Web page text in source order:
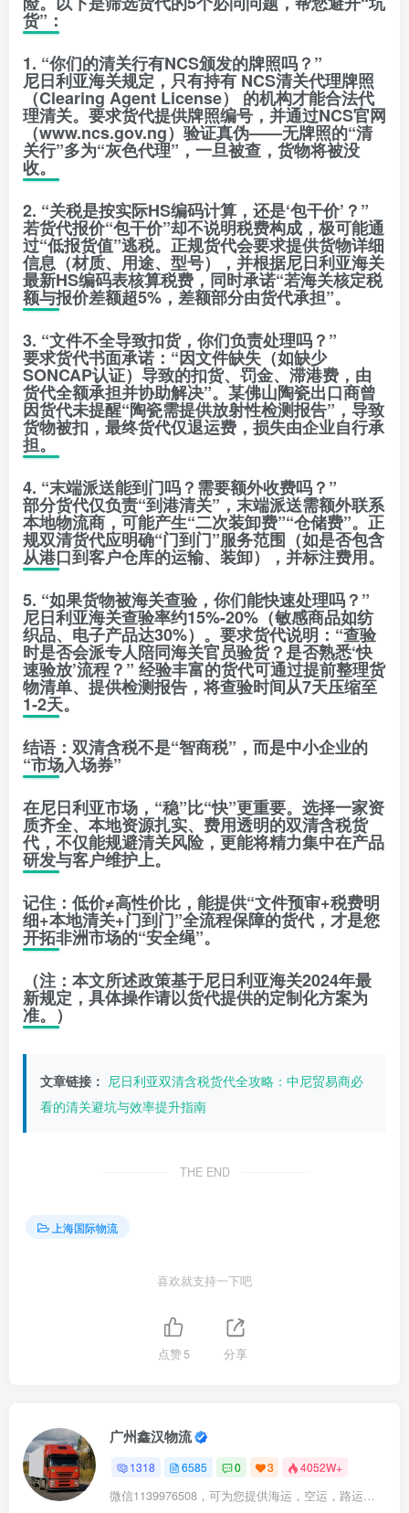
货”：
1. “你们的清关行有NCS颁发的牌照吗？”
尼日利亚海关规定，只有持有 NCS清关代理牌照
（Clearing Agent License） 的机构才能合法代
理清关。要求货代提供牌照编号，并通过NCS官网
（www.ncs.gov.ng）验证真伪——无牌照的“清
关行”多为“灰色代理”，一旦被查，货物将被没
收。
2. “关税是按实际HS编码计算，还是‘包干价’？”
若货代报价“包干价”却不说明税费构成，极可能通
过“低报货值”逃税。正规货代会要求提供货物详细
信息（材质、用途、型号），并根据尼日利亚海关
最新HS编码表核算税费，同时承诺“若海关核定税
额与报价差额超5%，差额部分由货代承担”。
3. “文件不全导致扣货，你们负责处理吗？”
要求货代书面承诺：“因文件缺失（如缺少
SONCAP认证）导致的扣货、罚金、滞港费，由
货代全额承担并协助解决”。某佛山陶瓷出口商曾
因货代未提醒“陶瓷需提供放射性检测报告”，导致
货物被扣，最终货代仅退运费，损失由企业自行承
担。
4. “末端派送能到门吗？需要额外收费吗？”
部分货代仅负责“到港清关”，末端派送需额外联系
本地物流商，可能产生“二次装卸费”“仓储费”。正
规双清货代应明确“门到门”服务范围（如是否包含
从港口到客户仓库的运输、装卸），并标注费用。
5. “如果货物被海关查验，你们能快速处理吗？”
尼日利亚海关查验率约15%-20%（敏感商品如纺
织品、电子产品达30%）。要求货代说明：“查验
时是否会派专人陪同海关官员验货？是否熟悉‘快
速验放’流程？” 经验丰富的货代可通过提前整理货
物清单、提供检测报告，将查验时间从7天压缩至
1-2天。
结语：双清含税不是“智商税”，而是中小企业的
“市场入场券”
在尼日利亚市场，“稳”比“快”更重要。选择一家资
质齐全、本地资源扎实、费用透明的双清含税货
代，不仅能规避清关风险，更能将精力集中在产品
研发与客户维护上。
记住：低价≠高性价比，能提供“文件预审+税费明
细+本地清关+门到门”全流程保障的货代，才是您
开拓非洲市场的“安全绳”。
（注：本文所述政策基于尼日利亚海关2024年最
新规定，具体操作请以货代提供的定制化方案为
准。）
文章链接： 尼日利亚双清含税货代全攻略：中尼贸易商必
看的清关避坑与效率提升指南
THE END
上海国际物流
喜欢就支持一下吧
点赞5 分享
广州鑫汉物流
1318 6585 0 3 4052W+
微信1139976508，可为您提供海运，空运，路运，铁路运输